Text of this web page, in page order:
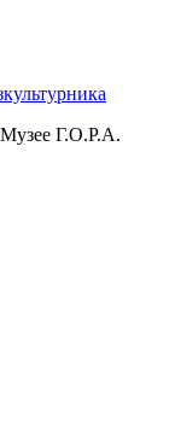
Г.О.Р.А.